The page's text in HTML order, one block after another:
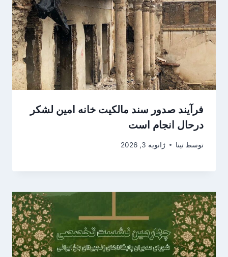
فرآیند صدور سند مالکیت خانه امین لشکر
درحال انجام است
توسط تینا ژانویه 3, 2026